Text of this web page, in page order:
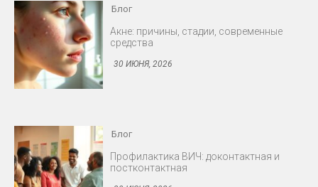
Блог
Профилактика ВИЧ: доконтактная и
постконтактная
30 ИЮНЯ, 2026
Блог
Снижение либидо у мужчин и женщин